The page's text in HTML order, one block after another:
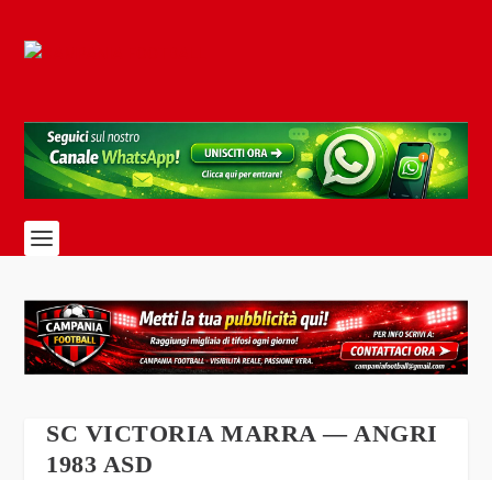
SC VICTORIA MARRA — ANGRI
1983 ASD